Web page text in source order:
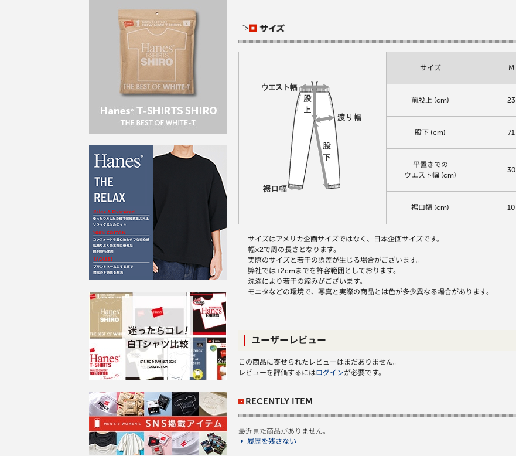
_">
サイズ M
前股上 (cm) 23
股下 (cm) 71
平置きでの
ウエスト幅 (cm)
30
裾口幅 (cm) 10
サイズはアメリカ企画サイズではなく、日本企画サイズです。
幅×2で周の長さとなります。
実際のサイズと若干の誤差が生じる場合がございます。
弊社では±2cmまでを許容範囲としております。
洗濯により若干の縮みがございます。
モニタなどの環境で、写真と実際の商品とは色が多少異なる場合があります。
ユーザーレビュー
この商品に寄せられたレビューはまだありません。
レビューを評価するにはログインが必要です。
RECENTLY ITEM
最近見た商品がありません。
履歴を残さない